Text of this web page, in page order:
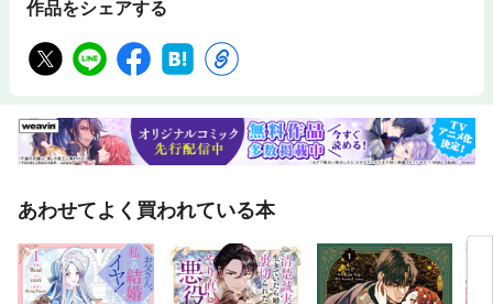
作品をシェアする
あわせてよく買われている本